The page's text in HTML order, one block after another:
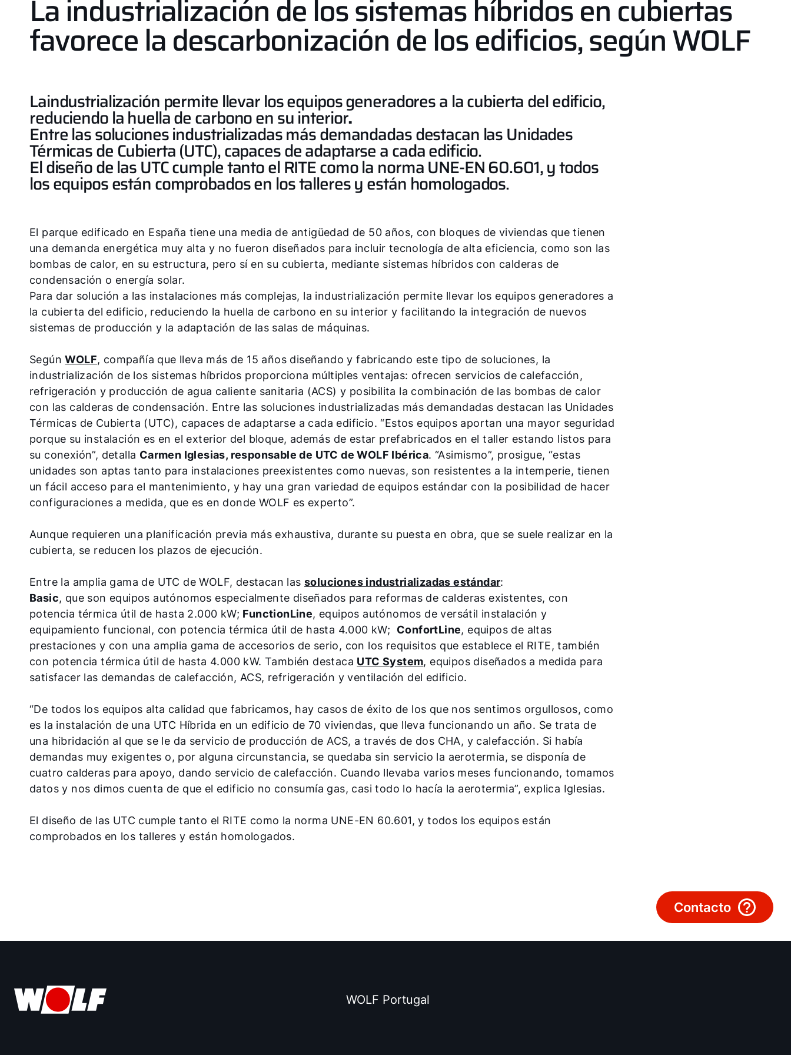
La industrialización de los sistemas híbridos en cubiertas
favorece la descarbonización de los edificios, según WOLF
Laindustrialización permite llevar los equipos generadores a la cubierta del edificio,
reduciendo la huella de carbono en su interior.
Entre las soluciones industrializadas más demandadas destacan las Unidades
Térmicas de Cubierta (UTC), capaces de adaptarse a cada edificio.
El diseño de las UTC cumple tanto el RITE como la norma UNE-EN 60.601, y todos
los equipos están comprobados en los talleres y están homologados.
El parque edificado en España tiene una media de antigüedad de 50 años, con bloques de viviendas que tienen
una demanda energética muy alta y no fueron diseñados para incluir tecnología de alta eficiencia, como son las
bombas de calor, en su estructura, pero sí en su cubierta, mediante sistemas híbridos con calderas de
condensación o energía solar.
Para dar solución a las instalaciones más complejas, la industrialización permite llevar los equipos generadores a
la cubierta del edificio, reduciendo la huella de carbono en su interior y facilitando la integración de nuevos
sistemas de producción y la adaptación de las salas de máquinas.
SegúnWOLF, compañía que lleva más de 15 años diseñando y fabricando este tipo de soluciones, la
industrialización de los sistemas híbridos proporciona múltiples ventajas: ofrecen servicios de calefacción,
refrigeración y producción de agua caliente sanitaria (ACS) y posibilita la combinación de las bombas de calor
con las calderas de condensación. Entre las soluciones industrializadas más demandadas destacan las Unidades
Térmicas de Cubierta (UTC), capaces de adaptarse a cada edificio. “Estos equipos aportan una mayor seguridad
porque su instalación es en el exterior del bloque, además de estar prefabricados en el taller estando listos para
su conexión”, detalla Carmen Iglesias, responsable de UTC de WOLF Ibérica. “Asimismo”, prosigue, “estas
unidades son aptas tanto para instalaciones preexistentes como nuevas, son resistentes a la intemperie, tienen
un fácil acceso para el mantenimiento, y hay una gran variedad de equipos estándar con la posibilidad de hacer
configuraciones a medida, que es en donde WOLF es experto”.
Aunque requieren una planificación previa más exhaustiva, durante su puesta en obra, que se suele realizar en la
cubierta, se reducen los plazos de ejecución.
Entre la amplia gama de UTC de WOLF, destacan las soluciones industrializadas estándar:
Basic, que son equipos autónomos especialmente diseñados para reformas de calderas existentes, con
potencia térmica útil de hasta 2.000 kW; FunctionLine, equipos autónomos de versátil instalación y
equipamiento funcional, con potencia térmica útil de hasta 4.000 kW; ConfortLine, equipos de altas
prestaciones y con una amplia gama de accesorios de serio, con los requisitos que establece el RITE, también
con potencia térmica útil de hasta 4.000 kW. También destaca UTC System, equipos diseñados a medida para
satisfacer las demandas de calefacción, ACS, refrigeración y ventilación del edificio.
“De todos los equipos alta calidad que fabricamos, hay casos de éxito de los que nos sentimos orgullosos, como
es la instalación de una UTC Híbrida en un edificio de 70 viviendas, que lleva funcionando un año. Se trata de
una hibridación al que se le da servicio de producción de ACS, a través de dos CHA, y calefacción. Si había
demandas muy exigentes o, por alguna circunstancia, se quedaba sin servicio la aerotermia, se disponía de
cuatro calderas para apoyo, dando servicio de calefacción. Cuando llevaba varios meses funcionando, tomamos
datos y nos dimos cuenta de que el edificio no consumía gas, casi todo lo hacía la aerotermia”, explica Iglesias.
El diseño de las UTC cumple tanto el RITE como la norma UNE-EN 60.601, y todos los equipos están
comprobados en los talleres y están homologados.
WOLF Portugal
Como podemos ajudá-lo?
Ferramentas
Contacto